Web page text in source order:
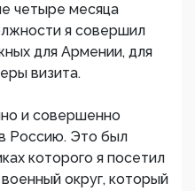
четыре месяца
я совершил
для Армении, для
визита.
и совершенно
Россию. Это был
которого я посетил
округ, который